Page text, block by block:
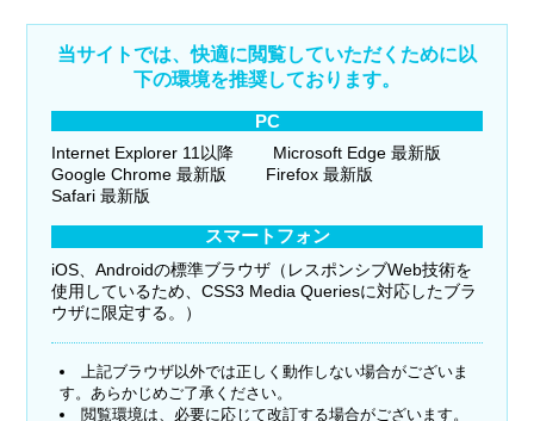
当サイトでは、快適に閲覧していただくために以
下の環境を推奨しております。
PC
Internet Explorer 11以降
Microsoft Edge 最新版
Google Chrome 最新版
Firefox 最新版
Safari 最新版
スマートフォン
iOS、Androidの標準ブラウザ（レスポンシブWeb技術を
使用しているため、CSS3 Media Queriesに対応したブラ
ウザに限定する。）
上記ブラウザ以外では正しく動作しない場合がございま
す。あらかじめご了承ください。
閲覧環境は、必要に応じて改訂する場合がございます。